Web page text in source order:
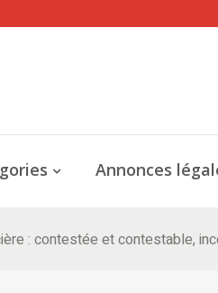
Annonces
: contestée et contestable,